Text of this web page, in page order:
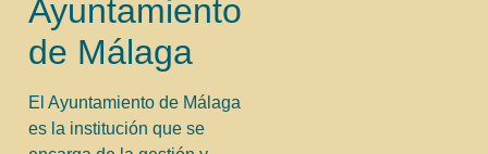
Ayuntamiento
de Málaga
El Ayuntamiento de Málaga
es la institución que se